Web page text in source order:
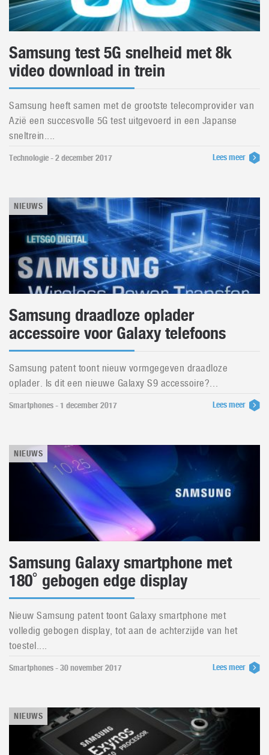
Samsung test 5G snelheid met 8k
video download in trein
Samsung heeft samen met de grootste telecomprovider van
Azië een succesvolle 5G test uitgevoerd in een Japanse
sneltrein....
Technologie - 2 december 2017 Lees meer
NIEUWS
Samsung draadloze oplader
accessoire voor Galaxy telefoons
Samsung patent toont nieuw vormgegeven draadloze
oplader. Is dit een nieuwe Galaxy S9 accessoire?...
Smartphones - 1 december 2017 Lees meer
NIEUWS
Samsung Galaxy smartphone met
180˚ gebogen edge display
Nieuw Samsung patent toont Galaxy smartphone met
volledig gebogen display, tot aan de achterzijde van het
toestel....
Smartphones - 30 november 2017 Lees meer
NIEUWS